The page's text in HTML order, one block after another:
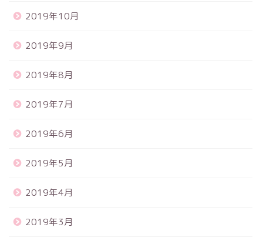
2019年10月
2019年9月
2019年8月
2019年7月
2019年6月
2019年5月
2019年4月
2019年3月